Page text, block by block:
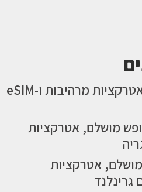
גטבורג: נופש מושלם, אטרקציות מרהיבות ו-eSIM
מושלם, אטרקציות
אטרקציות